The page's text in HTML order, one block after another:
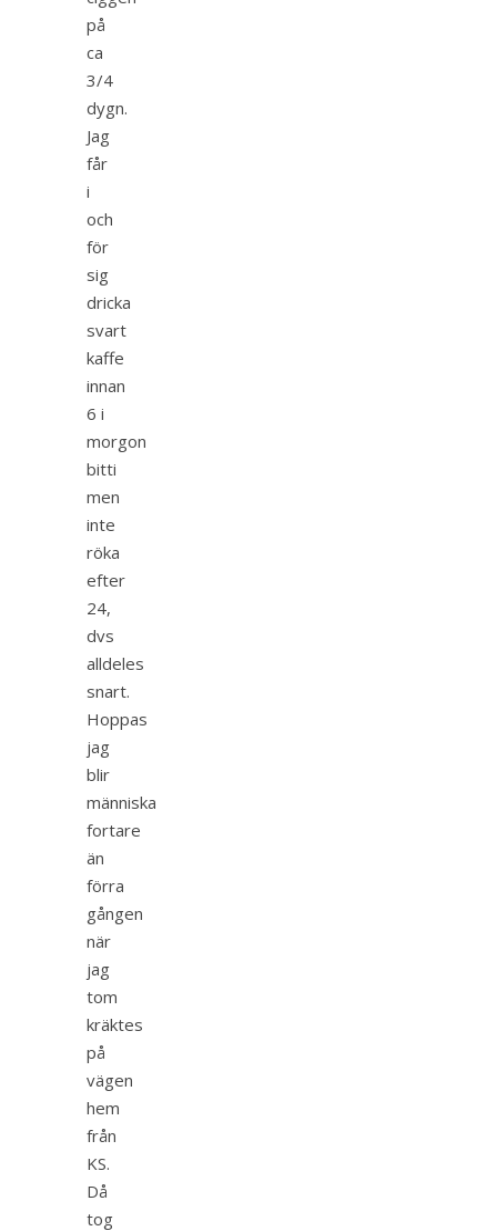
på
ca
3/4
dygn.
Jag
får
i
och
för
sig
dricka
svart
kaffe
innan
6 i
morgon
bitti
men
inte
röka
efter
24,
dvs
alldeles
snart.
Hoppas
jag
blir
människa
fortare
än
förra
gången
när
jag
tom
kräktes
på
vägen
hem
från
KS.
Då
tog